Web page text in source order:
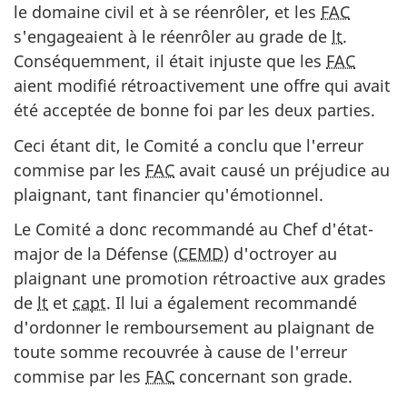
le domaine civil et à se réenrôler, et les FAC
s'engageaient à le réenrôler au grade de lt.
Conséquemment, il était injuste que les FAC
aient modifié rétroactivement une offre qui avait
été acceptée de bonne foi par les deux parties.
Ceci étant dit, le Comité a conclu que l'erreur
commise par les FAC avait causé un préjudice au
plaignant, tant financier qu'émotionnel.
Le Comité a donc recommandé au Chef d'état-
major de la Défense (CEMD) d'octroyer au
plaignant une promotion rétroactive aux grades
de lt et capt. Il lui a également recommandé
d'ordonner le remboursement au plaignant de
toute somme recouvrée à cause de l'erreur
commise par les FAC concernant son grade.